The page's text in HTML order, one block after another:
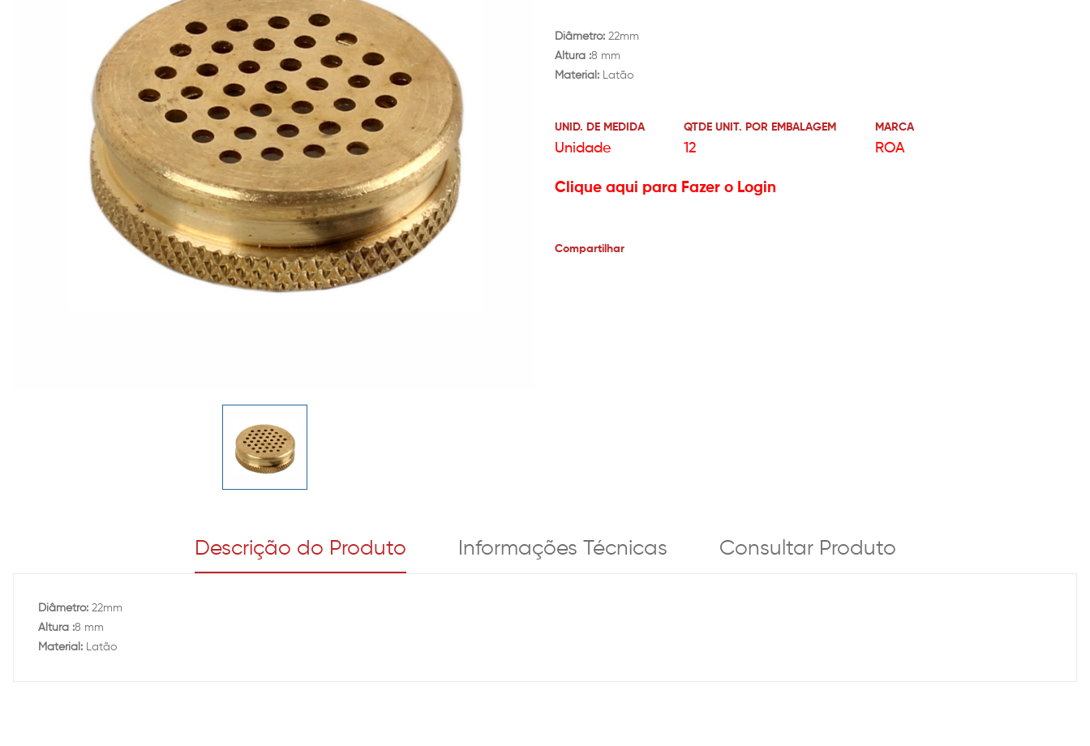
Diâmetro: 22mm
Altura :8 mm
Material: Latão
UNID. DE MEDIDA
Unidade
QTDE UNIT. POR EMBALAGEM
12
MARCA
ROA
Clique aqui para Fazer o Login
Compartilhar
Descrição do Produto Informações Técnicas Consultar Produto
Diâmetro: 22mm
Altura :8 mm
Material: Latão